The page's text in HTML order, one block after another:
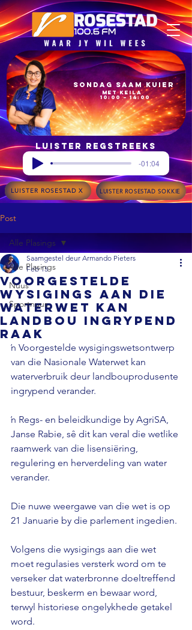
10:00 – 14:00
met Keila
Sondag Saam Kuier
Luister regstreeks
-01:04
LUISTER ROSESTAD X LUISTER ROSESTAD SOKKIE
Post
Alle Plasings
Nuus
Sportnuus
Alle Plasings
Voorgestelde
wysigings aan die
waterwet kan
landbou ingrypend
raak
Saamgestel deur Armando Pieters
Feb 15
ŉ Voorgestelde wysigingswetsontwerp
van die Nasionale Waterwet kan
waterverbruik deur landbouprodusente
ingrypend verander.
ŉ Regs- en beleidkundige by AgriSA,
Janse Rabie, sê dit kan veral die wetlike
raamwerk van die lisensiëring,
regulering en herverdeling van water
verander.
Die nuwe weergawe van die wet is op
21 Januarie by die parlement ingedien.
Volgens die wysigings aan die wet
moet regulasies versterk word om te
verseker dat waterbronne doeltreffend
bestuur, beskerm en bewaar word,
terwyl historiese ongelykhede getakel
word.